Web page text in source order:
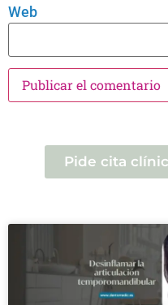
Web
Pide cita